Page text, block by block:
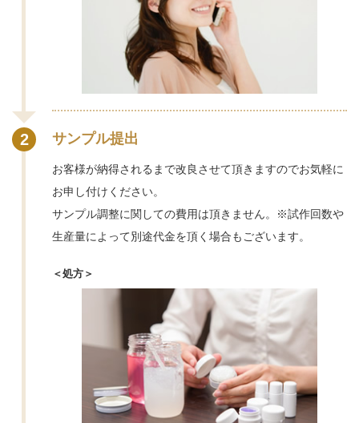
2 サンプル提出
お客様が納得されるまで改良させて頂きますのでお気軽に
お申し付けください。
サンプル調整に関しての費用は頂きません。※試作回数や
生産量によって別途代金を頂く場合もございます。
＜処方＞